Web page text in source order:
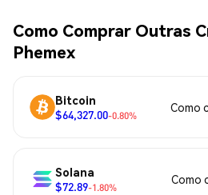
Como Comprar Outras
Phemex
Bitcoin
$64,327.00-0.80%
Como
Solana
$72.89-1.80%
Como